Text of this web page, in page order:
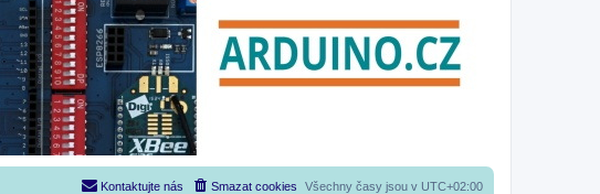
Všechny časy jsou v UTC+02:00
Smazat cookies
Kontaktujte nás